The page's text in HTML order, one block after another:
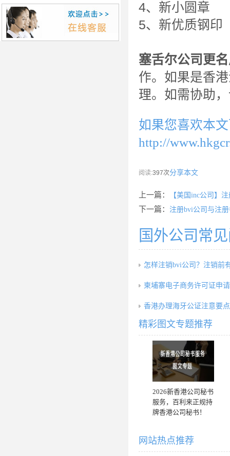
4、新小圆章
5、新优质钢印
塞舌尔公司更名
作。如果是香
理。如需协助
如果您喜欢本
http://
阅读:397次分享本文
上一篇： 【美国inc公司】
下一篇： 注册bvi公司与注
国外公司常
怎样注销bvi公司？注销前
柬埔寨电子商务许可证申请
香港办理海牙公证注意要点
精彩图文专题推荐
2026新香港公司秘书
服务，百利来正规持
牌香港公司秘书！
网站热点推荐